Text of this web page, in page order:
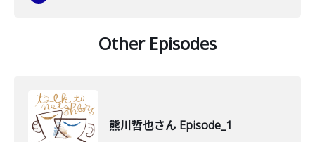
Other Episodes
熊川哲也さん Episode_1